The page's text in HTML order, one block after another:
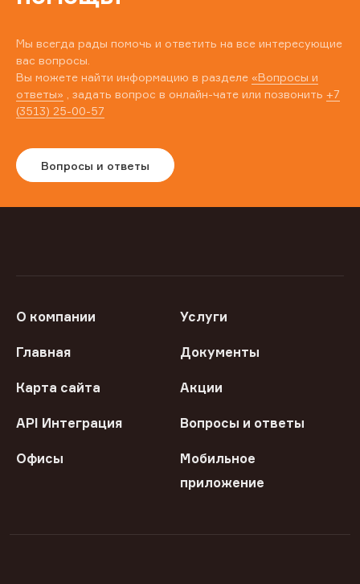
Мы всегда рады помочь и ответить на все интересующие
вас вопросы.
Вы можете найти информацию в разделе «Вопросы и
ответы» , задать вопрос в онлайн-чате или позвонить +7
(3513) 25-00-57
Вопросы и ответы
О компании Услуги
Главная Документы
Карта сайта Акции
API Интеграция Вопросы и ответы
Офисы
Мобильное
приложение